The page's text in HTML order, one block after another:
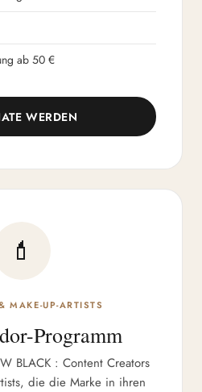
ab 50 €
WERDEN
💄
MAKE-UP-ARTISTS
Programm
BLACK : Content Creators
die die Marke in ihren